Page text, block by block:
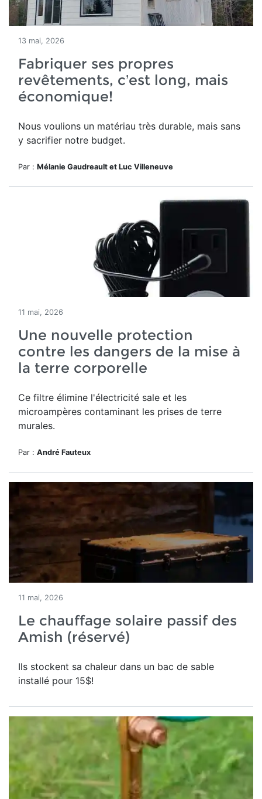
13 mai, 2026
Fabriquer ses propres
revêtements, c’est long, mais
économique!
Nous voulions un matériau très durable, mais sans
y sacrifier notre budget.
Par : Mélanie Gaudreault et Luc Villeneuve
11 mai, 2026
Une nouvelle protection
contre les dangers de la mise à
la terre corporelle
Ce filtre élimine l'électricité sale et les
microampères contaminant les prises de terre
murales.
Par : André Fauteux
11 mai, 2026
Le chauffage solaire passif des
Amish (réservé)
Ils stockent sa chaleur dans un bac de sable
installé pour 15$!